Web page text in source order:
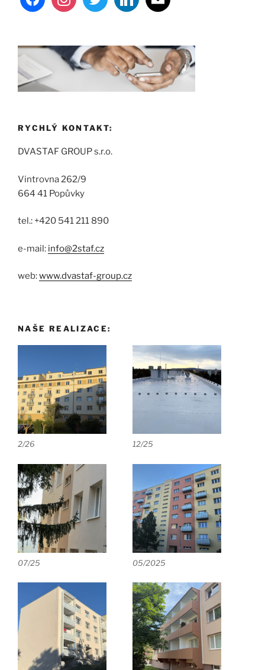
RYCHLÝ KONTAKT:
DVASTAF GROUP s.r.o.
Vintrovna 262/9
664 41 Popůvky
tel.: +420 541 211 890
e-mail: info@2staf.cz
web:www.dvastaf-group.cz
NAŠE REALIZACE:
2/26 12/25
07/25 05/2025